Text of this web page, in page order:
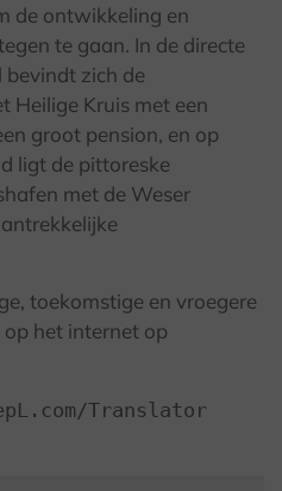
de ontwikkeling en
te gaan. In de directe
zich de
Heilige Kruis met een
groot pension, en op
ligt de pittoreske
met de Weser
toekomstige en vroegere
het internet op
Translator